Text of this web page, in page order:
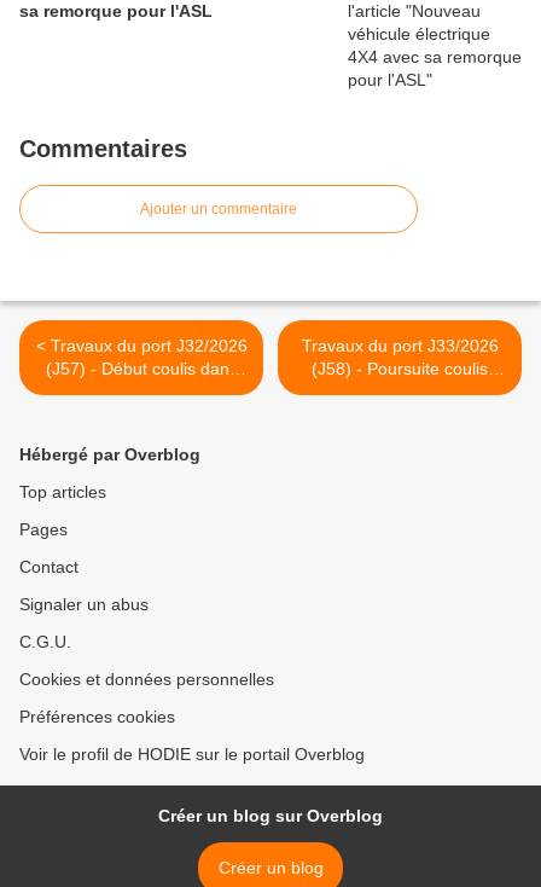
sa remorque pour l'ASL
Commentaires
Ajouter un commentaire
< Travaux du port J32/2026
(J57) - Début coulis dans
les pieux
Travaux du port J33/2026
(J58) - Poursuite coulis
dans les pieux + >
Hébergé par Overblog
Top articles
Pages
Contact
Signaler un abus
C.G.U.
Cookies et données personnelles
Préférences cookies
Voir le profil de HODIE sur le portail Overblog
Créer un blog sur Overblog
Créer un blog